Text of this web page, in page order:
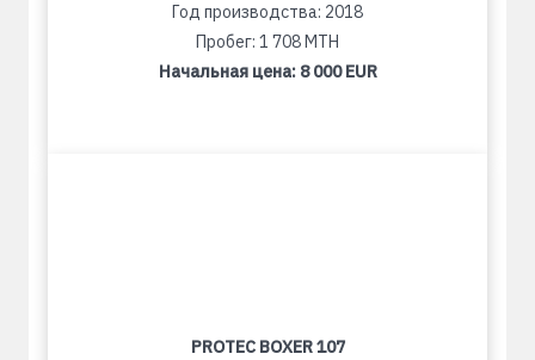
Год производства: 2018
Пробег: 1 708 MTH
Начальная цена: 8 000 EUR
PROTEC BOXER 107